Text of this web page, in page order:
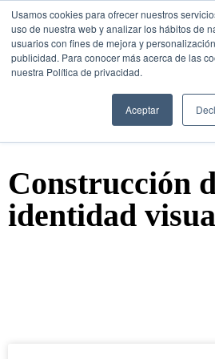
Usamos cookies para ofrecer nuestros
uso de nuestra web y analizar los hábitos de
usuarios con fines de mejora y
publicidad. Para conocer más acerca de las
nuestra Política de privacidad.
Aceptar
CONSULTORÍA
Construcción
identidad